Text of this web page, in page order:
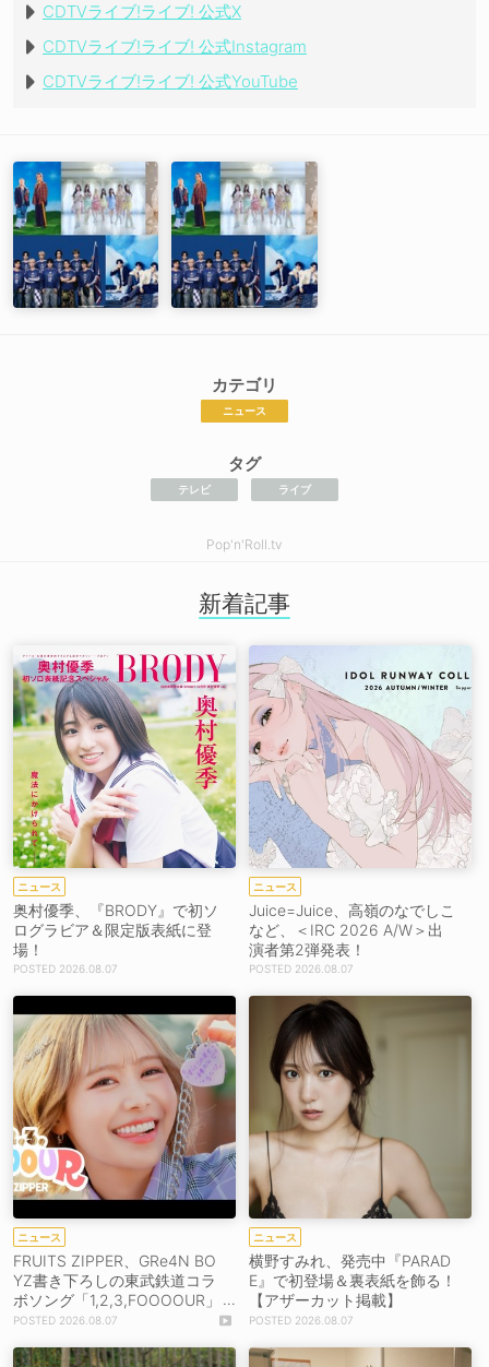
CDTVライブ!ライブ! 公式X
CDTVライブ!ライブ! 公式Instagram
CDTVライブ!ライブ! 公式YouTube
カテゴリ
ニュース
タグ
テレビ ライブ
Pop'n'Roll.tv
新着記事
ニュース
奥村優季、『BRODY』で初ソ
ログラビア＆限定版表紙に登
場！
2026.08.07
ニュース
Juice=Juice、高嶺のなでしこ
など、＜IRC 2026 A/W＞出
演者第2弾発表！
2026.08.07
ニュース
FRUITS ZIPPER、GRe4N BO
YZ書き下ろしの東武鉄道コラ
ボソング「1,2,3,FOOOOUR」
をリリース＆MV公開！
2026.08.07
ニュース
横野すみれ、発売中『PARAD
E』で初登場＆裏表紙を飾る！
【アザーカット掲載】
2026.08.07